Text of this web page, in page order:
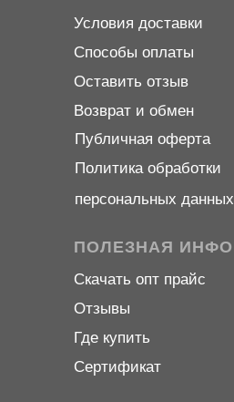
ПОЛЕЗНАЯ
Условия доставки
Возврат и обмен
Способы оплаты
Оставить отзыв
Скачать опт прайс
Сертификат
Отзывы
Где купить
Публичная оферта
Политика обработки
персональных данных